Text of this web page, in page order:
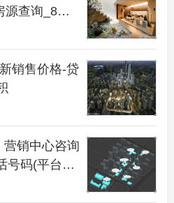
源查询_8月
销售价格-贷
营销中心咨询
号码(平台最